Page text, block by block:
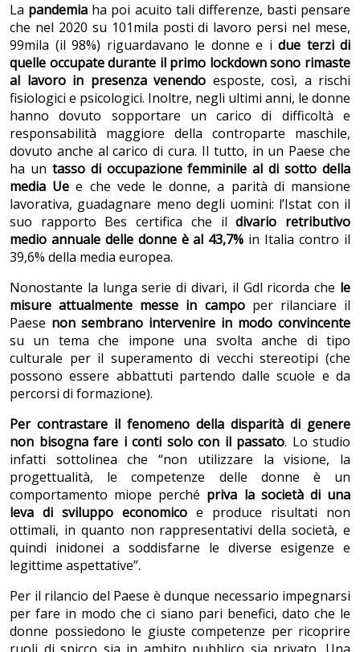
La pandemia ha poi acuito tali differenze, basti pensare
che nel 2020 su 101mila posti di lavoro persi nel mese,
99mila (il 98%) riguardavano le donne e i due terzi di
quelle occupate durante il primo lockdown sono rimaste
al lavoro in presenza venendo esposte, così, a rischi
fisiologici e psicologici. Inoltre, negli ultimi anni, le donne
hanno dovuto sopportare un carico di difficoltà e
responsabilità maggiore della controparte maschile,
dovuto anche al carico di cura. Il tutto, in un Paese che
ha un tasso di occupazione femminile al di sotto della
media Ue e che vede le donne, a parità di mansione
lavorativa, guadagnare meno degli uomini: l’Istat con il
suo rapporto Bes certifica che ildivario retributivo
medio annuale delle donne è al 43,7% in Italia contro il
39,6% della media europea.
Nonostante la lunga serie di divari, il Gdl ricorda che le
misure attualmente messe in campoper rilanciare il
Paese non sembrano intervenire in modo convincente
su un tema che impone una svolta anche di tipo
culturale per il superamento di vecchi stereotipi (che
possono essere abbattuti partendo dalle scuole e da
percorsi di formazione).
Per contrastare il fenomeno della disparità di genere
non bisogna fare i conti solo con il passato. Lo studio
infatti sottolinea che “non utilizzare la visione, la
progettualità, le competenze delle donne è un
comportamento miope perché priva la società di una
leva di sviluppo economico e produce risultati non
ottimali, in quanto non rappresentativi della società, e
quindi inidonei a soddisfarne le diverse esigenze e
legittime aspettative”.
Per il rilancio del Paese è dunque necessario impegnarsi
per fare in modo che ci siano pari benefici, dato che le
donne possiedono le giuste competenze per ricoprire